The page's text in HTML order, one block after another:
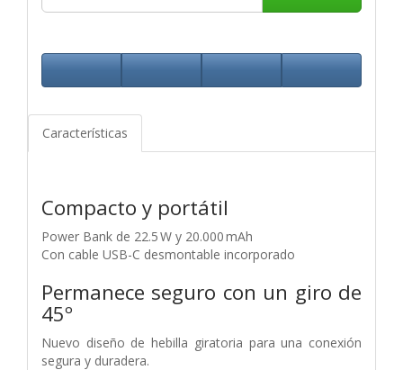
Características
Compacto y portátil
Power Bank de 22.5 W y 20.000 mAh
Con cable USB-C desmontable incorporado
Permanece seguro con un giro de
45º
Nuevo diseño de hebilla giratoria para una conexión
segura y duradera.